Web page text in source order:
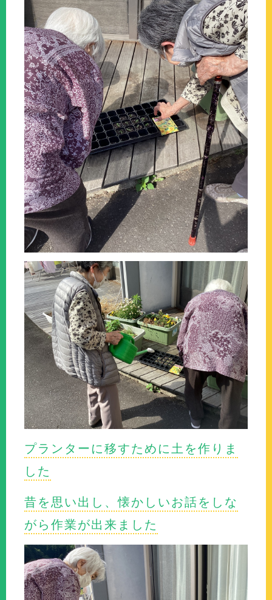
プランターに移すために土を作りま
した
昔を思い出し、懐かしいお話をしな
がら作業が出来ました